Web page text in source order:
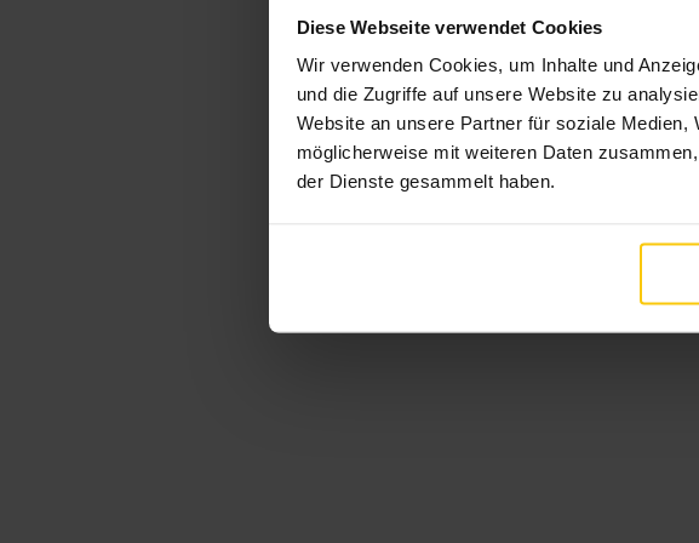
Diese Webseite verwendet Cookies
Wir verwenden Cookies, um Inhalte und
und die Zugriffe auf unsere Website zu
Website an unsere Partner für soziale
möglicherweise mit weiteren Daten
der Dienste gesammelt haben.